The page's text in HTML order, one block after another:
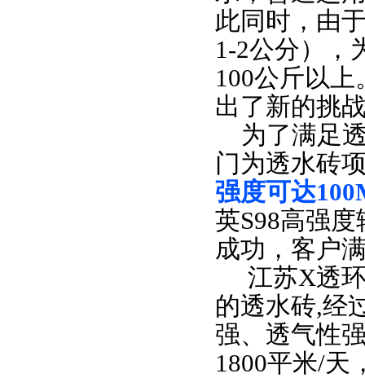
此同时，由
1-2公分），
100公斤以
出了新的挑
为了满足
门为透水砖
强度可达
英S98高强
成功，客户
江苏X透环
的透水砖,经
强、透气性
1800平米/天